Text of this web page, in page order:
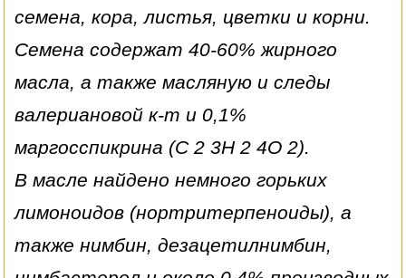
семена, кора, листья, цветки и корни.
Семена содержат 40-60% жирного
масла, а также масляную и следы
валериановой к-т и 0,1%
маргосспикрина (С 2 3Н 2 4О 2).
В масле найдено немного горьких
лимоноидов (нортритерпеноиды), а
также нимбин, дезацетилнимбин,